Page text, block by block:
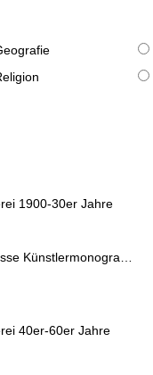
1900-30er Jahre
Künstlermonographien
40er-60er Jahre